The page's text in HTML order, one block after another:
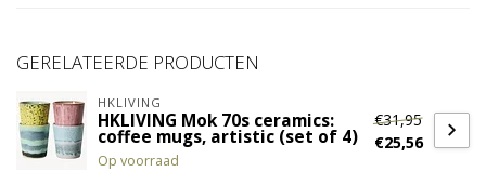
GERELATEERDE PRODUCTEN
HKLIVING
HKLIVING Mok 70s ceramics:
coffee mugs, artistic (set of 4)
Op voorraad
€31,95
€25,56